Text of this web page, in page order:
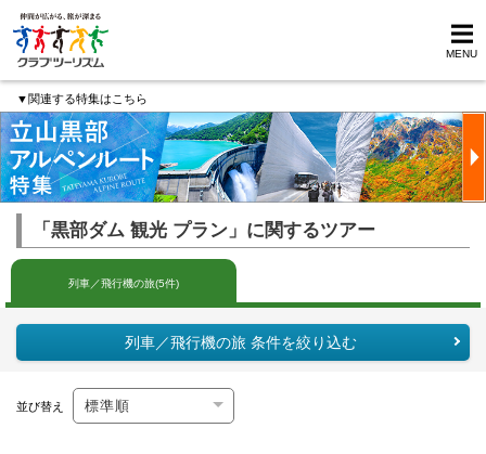
MENU
▼関連する特集はこちら
「黒部ダム 観光 プラン」に関するツアー
列車／飛行機の旅(5件)
列車／飛行機の旅 条件を絞り込む
並び替え